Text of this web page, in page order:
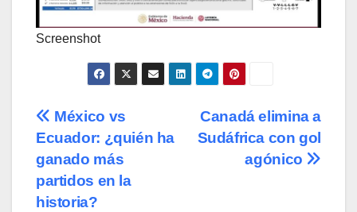
Screenshot
Navegación
de
entradas
Canadá elimina a
Sudáfrica con gol
agónico
México vs
Ecuador: ¿quién ha
ganado más
partidos en la
historia?